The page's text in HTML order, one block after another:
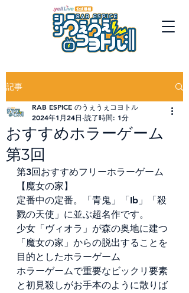
記事
おすすめホラーゲーム
第3回
RAB ESPICE のうぇうぇコヨトル
2024年1月24日 読了時間: 1分
第3回おすすめフリーホラーゲーム
【魔女の家】
定番中の定番。「青鬼」「Ib」「殺
戮の天使」に並ぶ超名作です。
少女「ヴィオラ」が森の奥地に建つ
「魔女の家」からの脱出することを
目的としたホラーゲーム
ホラーゲームで重要なビックリ要素
と初見殺しがお手本のように散りば